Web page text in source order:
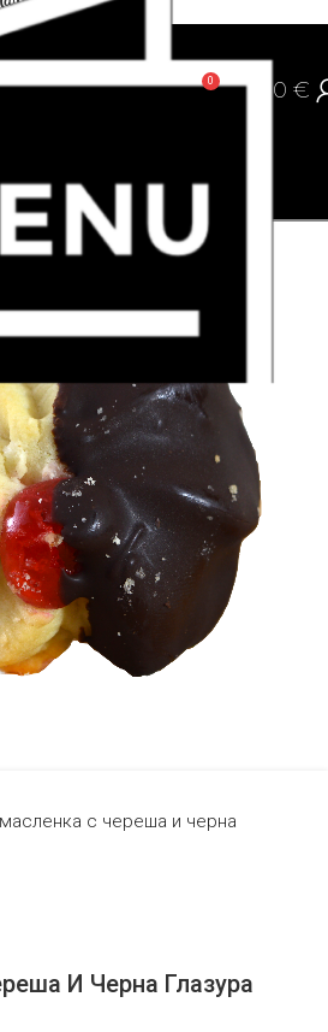
0 0,00 €
масленка с череша и черна
И Черна Глазура